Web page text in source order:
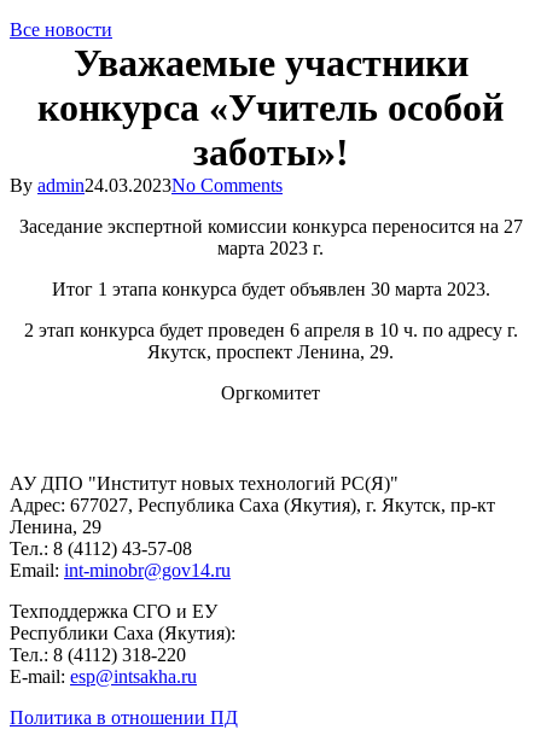
Все новости
Уважаемые участники
конкурса «Учитель особой
заботы»!
By admin24.03.2023No Comments
Заседание экспертной комиссии конкурса переносится на 27
марта 2023 г.
Итог 1 этапа конкурса будет объявлен 30 марта 2023.
2 этап конкурса будет проведен 6 апреля в 10 ч. по адресу г.
Якутск, проспект Ленина, 29.
Оргкомитет
АУ ДПО "Институт новых технологий РС(Я)"
Адрес: 677027, Республика Саха (Якутия), г. Якутск, пр-кт
Ленина, 29
Тел.: 8 (4112) 43-57-08
Email: int-minobr@gov14.ru
Техподдержка СГО и ЕУ
Республики Саха (Якутия):
Тел.: 8 (4112) 318-220
E-mail: esp@intsakha.ru
Политика в отношении ПД